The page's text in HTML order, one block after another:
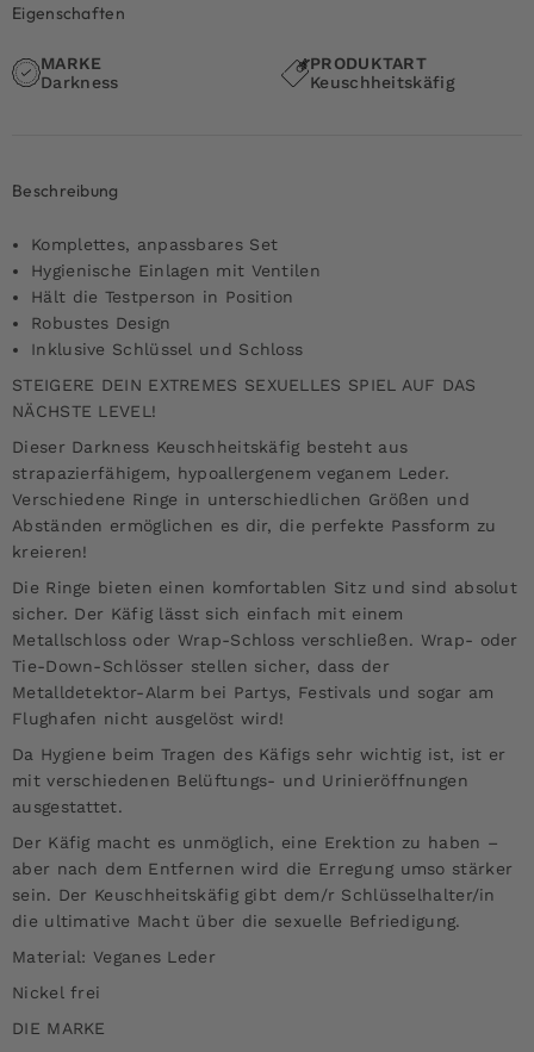
Eigenschaften
MARKE
Darkness
PRODUKTART
Keuschheitskäfig
Beschreibung
Komplettes, anpassbares Set
Hygienische Einlagen mit Ventilen
Hält die Testperson in Position
Robustes Design
Inklusive Schlüssel und Schloss
STEIGERE DEIN EXTREMES SEXUELLES SPIEL AUF DAS
NÄCHSTE LEVEL!
Dieser Darkness Keuschheitskäfig besteht aus
strapazierfähigem, hypoallergenem veganem Leder.
Verschiedene Ringe in unterschiedlichen Größen und
Abständen ermöglichen es dir, die perfekte Passform zu
kreieren!
Die Ringe bieten einen komfortablen Sitz und sind absolut
sicher. Der Käfig lässt sich einfach mit einem
Metallschloss oder Wrap-Schloss verschließen. Wrap- oder
Tie-Down-Schlösser stellen sicher, dass der
Metalldetektor-Alarm bei Partys, Festivals und sogar am
Flughafen nicht ausgelöst wird!
Da Hygiene beim Tragen des Käfigs sehr wichtig ist, ist er
mit verschiedenen Belüftungs- und Urinieröffnungen
ausgestattet.
Der Käfig macht es unmöglich, eine Erektion zu haben –
aber nach dem Entfernen wird die Erregung umso stärker
sein. Der Keuschheitskäfig gibt dem/r Schlüsselhalter/in
die ultimative Macht über die sexuelle Befriedigung.
Material: Veganes Leder
Nickel frei
DIE MARKE